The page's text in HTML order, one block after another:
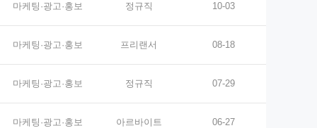
마케팅·광고·홍보 정규직 10-03
마케팅·광고·홍보 프리랜서 08-18
마케팅·광고·홍보 정규직 07-29
마케팅·광고·홍보 아르바이트 06-27